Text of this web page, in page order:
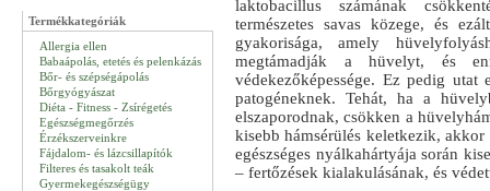
Termékkategóriák
Allergia ellen
Babaápolás, etetés és pelenkázás
Bőr- és szépségápolás
Bőrgyógyászat
Diéta - Fitness - Zsírégetés
Egészségmegőrzés
Érzékszerveinkre
Fájdalom- és lázcsillapítók
Filteres és tasakolt teák
Gyermekegészségügy
laktobacillus számának
természetes savas közege, és
gyakorisága, amely
megtámadják a hüvelyt, és
védekezőképessége. Ez pedig utat
patogéneknek. Tehát, ha a
elszaporodnak, csökken a
kisebb hámsérülés keletkezik,
egészséges nyálkahártyája során
– fertőzések kialakulásának, és